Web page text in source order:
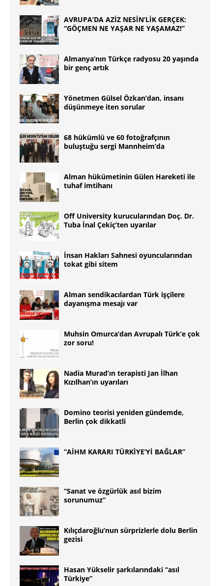
AVRUPA’DA AZİZ NESİN’LİK GERÇEK:
“GÖÇMEN NE YAŞAR NE YAŞAMAZ!”
Almanya’nın Türkçe radyosu 20 yaşında
bir genç artık
Yönetmen Gülsel Özkan’dan, insanı
düşünmeye iten sorular
68 hükümlü ve 60 fotoğrafçının
buluştuğu sergi Mannheim’da
Alman hükümetinin Gülen Hareketi ile
tuhaf imtihanı
Off University kurucularından Doç. Dr.
Tuba İnal Çekiç’ten uyarılar
İnsan Hakları Sahnesi oyuncularından
tokat gibi sitem
Alman sendikacılardan Türk işçilere
dayanışma mesajı var
Muhsin Omurca’dan Avrupalı Türk’e çok
zor soru!
Nadia Murad’ın terapisti Jan İlhan
Kızılhan’ın uyarıları
Domino teorisi yeniden gündemde,
Berlin çok dikkatli
“AİHM KARARI TÜRKİYE’Yİ BAĞLAR”
“Sanat ve özgürlük asıl bizim
sorunumuz”
Kılıçdaroğlu’nun sürprizlerle dolu Berlin
gezisi
Hasan Yükselir şarkılarındaki “asıl
Türkiye”